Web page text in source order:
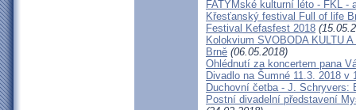
FATYMské kulturní léto - FKL -
Křesťanský festival Full of life
Festival Kefasfest 2018
Kolokvium SVOBODA KULTU
Brně (06.05.2018)
Ohlédnutí za koncertem pana
Divadlo na Šumné 11.3. 2018 v
Duchovní četba - J. Schryvers:
Postní divadelní představení